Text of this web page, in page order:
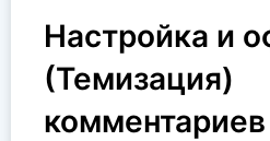
Настройка и
(Темизация)